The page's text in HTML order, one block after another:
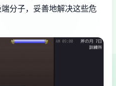
分子，妥善地解决这些危